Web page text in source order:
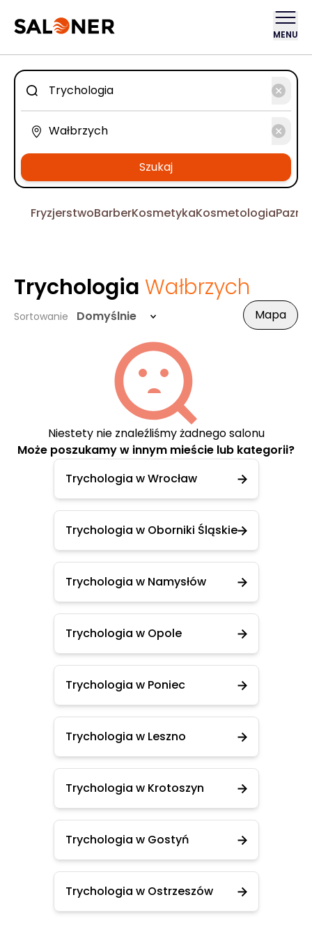
MENU
Szukaj
FryzjerstwoBarberKosmetykaKosmetologia
Trychologia Wałbrzych
Sortowanie Domyślnie Mapa
Niestety nie znaleźliśmy żadnego salonu
Może poszukamy w innym mieście lub kategorii?
Trychologia w Wrocław
Trychologia w Oborniki Śląskie
Trychologia w Namysłów
Trychologia w Opole
Trychologia w Poniec
Trychologia w Leszno
Trychologia w Krotoszyn
Trychologia w Gostyń
Trychologia w Ostrzeszów